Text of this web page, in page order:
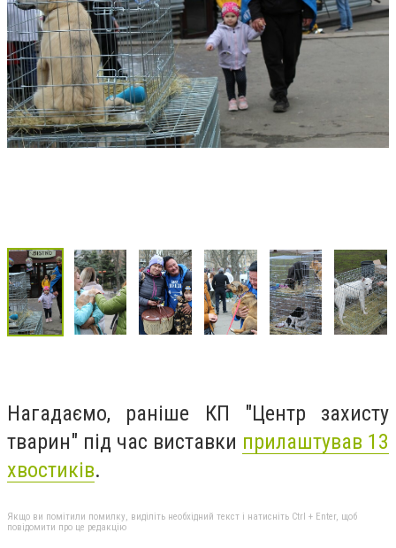
Нагадаємо, раніше КП "Центр захисту
тварин" під час виставки прилаштував 13
хвостиків.
Якщо ви помітили помилку, виділіть необхідний текст і натисніть Ctrl + Enter, щоб
повідомити про це редакцію